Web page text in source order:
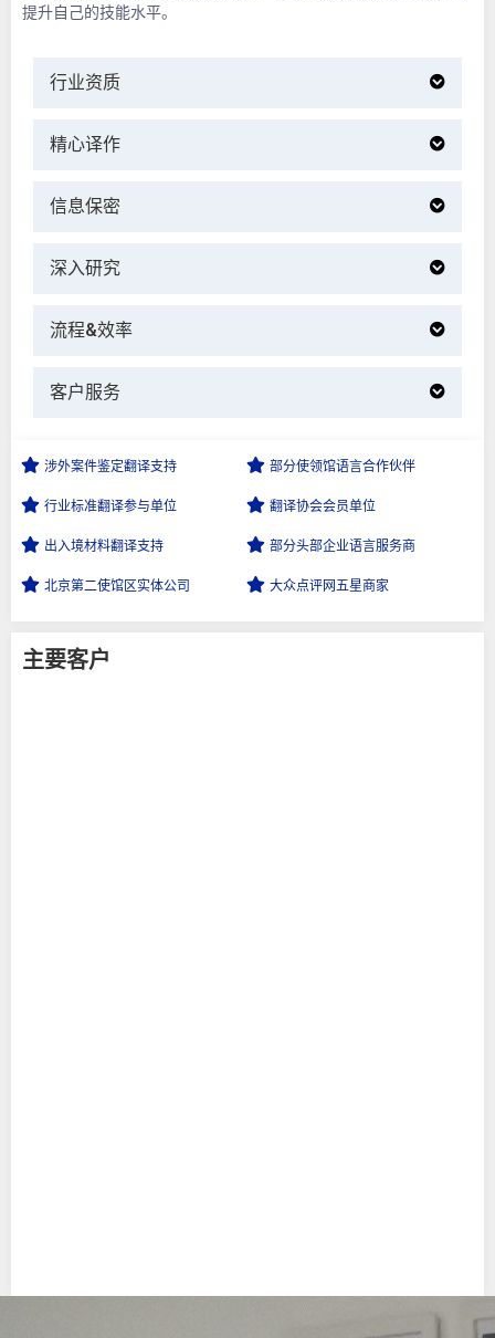
提升自己的技能水平。
行业资质
精心译作
信息保密
深入研究
流程&效率
客户服务
涉外案件鉴定翻译支持 部分使领馆语言合作伙伴
行业标准翻译参与单位 翻译协会会员单位
出入境材料翻译支持 部分头部企业语言服务商
北京第二使馆区实体公司 大众点评网五星商家
主要客户